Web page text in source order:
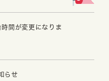
間が変更になりま
らせ